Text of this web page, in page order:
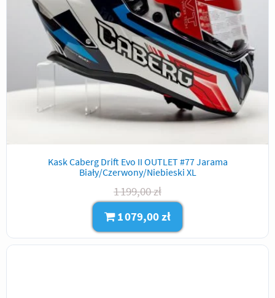
Kask Caberg Drift Evo II OUTLET #77 Jarama
Biały/Czerwony/Niebieski XL
1 199,00 zł
1 079,00 zł